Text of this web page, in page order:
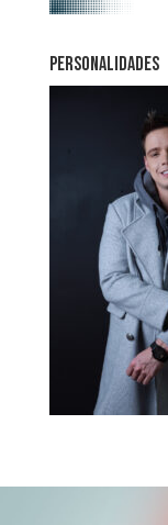
PERSONALIDADES